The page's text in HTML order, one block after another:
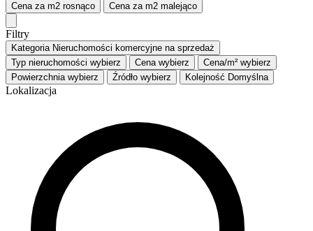
Cena za m2 rosnąco Cena za m2 malejąco
Filtry
Kategoria Nieruchomości komercyjne na sprzedaż
Typ nieruchomości wybierz Cena wybierz Cena/m² wybierz
Powierzchnia wybierz Źródło wybierz Kolejność Domyślna
Lokalizacja